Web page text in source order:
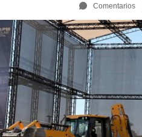
Comentarios